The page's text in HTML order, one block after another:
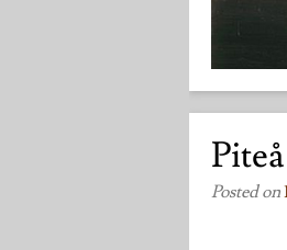
Posted on